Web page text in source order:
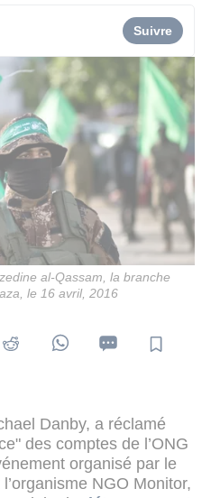
Suivre
al-Qassam, la branche
le 16 avril, 2016
Danby, a réclamé
des comptes de l’ONG
organisé par le
NGO Monitor,